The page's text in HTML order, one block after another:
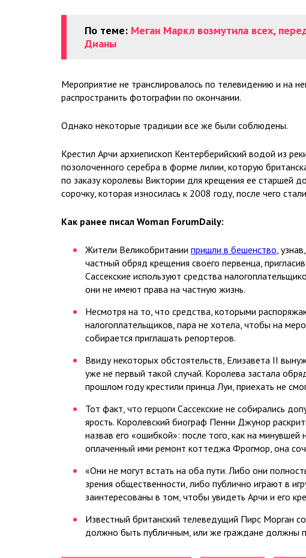
По теме: Меган Маркл возмутила всех,
Дианы
Мероприятие не транслировалось по телевидению и на
распространить фотографии по окончании.
Однако некоторые традиции все же были соблюдены.
Крестил Арчи архиепископ Кентерберийский водой из
позолоченного серебра в форме лилии, которую
по заказу королевы Виктории для крещения ее старшей
сорочку, которая износилась к 2008 году, после чего
Как ранее писал Woman ForumDaily:
Жители Великобритании пришли в бешенство,
частный обряд крещения своего первенца,
Сассекские используют средства
они не имеют права на частную жизнь.
Несмотря на то, что средства, которыми
налогоплательщиков, пара не хотела, чтобы на
собирается приглашать репортеров.
Ввиду некоторых обстоятельств, Елизавета II
уже не первый такой случай. Королева застала
прошлом году крестили принца Луи, приехать не
Тот факт, что герцоги Сассекские не собирались
ярость. Королевский биограф Пенни Джунор
назвав его «ошибкой»: после того, как на
оплаченный ими ремонт коттеджа Фрогмор, она
«Они не могут встать на оба пути. Либо они
зрения общественности, либо публично играют в
заинтересованы в том, чтобы увидеть Арчи и его
Известный британский телеведущий Пирс Морган
должно быть публичным, или же граждане должны